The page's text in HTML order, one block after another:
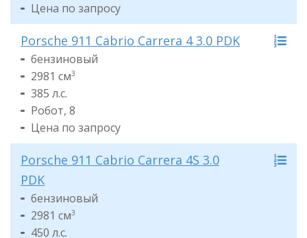
Цена по запросу
Porsche 911 Cabrio Carrera 4 3.0 PDK
бензиновый
2981 см3
385 л.с.
Робот, 8
Цена по запросу
Porsche 911 Cabrio Carrera 4S 3.0
PDK
бензиновый
2981 см3
450 л.с.